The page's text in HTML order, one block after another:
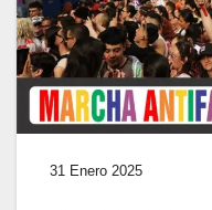
31 Enero 2025